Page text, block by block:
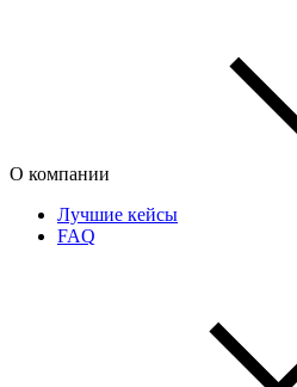
О компании
Лучшие кейсы
FAQ